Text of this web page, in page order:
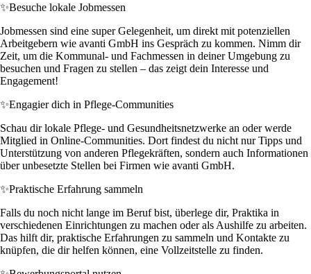
✨Besuche lokale Jobmessen
Jobmessen sind eine super Gelegenheit, um direkt mit potenziellen
Arbeitgebern wie avanti GmbH ins Gespräch zu kommen. Nimm dir
Zeit, um die Kommunal- und Fachmessen in deiner Umgebung zu
besuchen und Fragen zu stellen – das zeigt dein Interesse und
Engagement!
✨Engagier dich in Pflege-Communities
Schau dir lokale Pflege- und Gesundheitsnetzwerke an oder werde
Mitglied in Online-Communities. Dort findest du nicht nur Tipps und
Unterstützung von anderen Pflegekräften, sondern auch Informationen
über unbesetzte Stellen bei Firmen wie avanti GmbH.
✨Praktische Erfahrung sammeln
Falls du noch nicht lange im Beruf bist, überlege dir, Praktika in
verschiedenen Einrichtungen zu machen oder als Aushilfe zu arbeiten.
Das hilft dir, praktische Erfahrungen zu sammeln und Kontakte zu
knüpfen, die dir helfen können, eine Vollzeitstelle zu finden.